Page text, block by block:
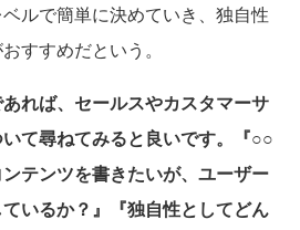
ルで簡単に決めていき、独自性
すすめだという。
れば、セールスやカスタマーサ
て尋ねてみると良いです。『○○
テンツを書きたいが、ユーザー
いるか？』『独自性としてどん